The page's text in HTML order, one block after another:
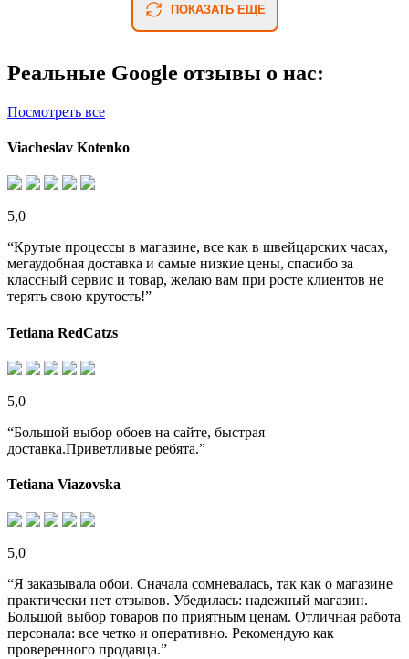
ПОКАЗАТЬ ЕЩЕ
Реальные Google отзывы о нас:
Посмотреть все
Viacheslav Kotenko
5,0
“Крутые процессы в магазине, все как в швейцарских часах,
мегаудобная доставка и самые низкие цены, спасибо за
классный сервис и товар, желаю вам при росте клиентов не
терять свою крутость!”
Tetiana RedCatzs
5,0
“Большой выбор обоев на сайте, быстрая
доставка.Приветливые ребята.”
Tetiana Viazovska
5,0
“Я заказывала обои. Сначала сомневалась, так как о магазине
практически нет отзывов. Убедилась: надежный магазин.
Большой выбор товаров по приятным ценам. Отличная работа
персонала: все четко и оперативно. Рекомендую как
проверенного продавца.”